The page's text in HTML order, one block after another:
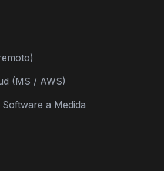
(MS / AWS)
a Medida